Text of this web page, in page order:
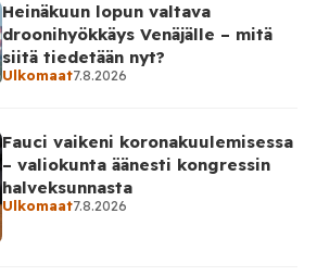
Heinäkuun lopun valtava
droonihyökkäys Venäjälle – mitä
siitä tiedetään nyt?
Ulkomaat7.8.2026
Fauci vaikeni koronakuulemisessa
– valiokunta äänesti kongressin
halveksunnasta
Ulkomaat7.8.2026